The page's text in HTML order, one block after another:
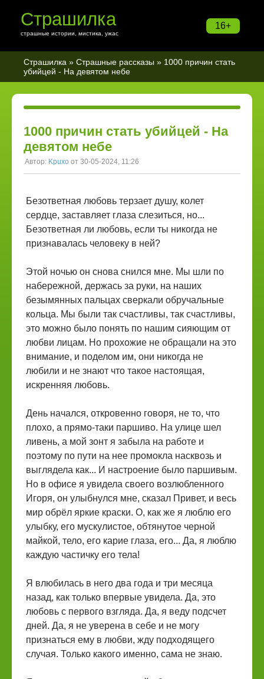
16+
Страшилка
страшные истории, мистика, ужас
Страшилка » Страшные рассказы » 1000 причин стать
убийцей - На девятом небе
1000 причин стать убийцей - На
девятом небе
Автор: Kpuxo от 30-05-2024, 11:26
Безответная любовь терзает душу, колет
сердце, заставляет глаза слезиться, но...
Безответная ли любовь, если ты никогда не
признавалась человеку в ней?
Этой ночью он снова снился мне. Мы шли по
набережной, держась за руки, на наших
безымянных пальцах сверкали обручальные
кольца. Мы были так счастливы, так счастливы,
это можно было понять по нашим сияющим от
любви лицам. Но прохожие не обращали на это
внимание, и поделом им, они никогда не
любили и не знают что такое настоящая,
искренняя любовь.
День начался, откровенно говоря, не то, что
плохо, а прямо-таки паршиво. На улице шел
ливень, а мой зонт я забыла на работе и
поэтому по пути на нее промокла насквозь и
выглядела как... И настроение было паршивым.
Но в офисе я увидела своего возлюбленного
Игоря, он улыбнулся мне, сказал Привет, и весь
мир обрёл яркие краски. О, как же я люблю его
улыбку, его мускулистое, обтянутое черной
майкой, тело, его карие глаза, его... Да, я люблю
каждую частичку его тела!
Я влюбилась в него два года и три месяца
назад, как только впервые увидела. Да, это
любовь с первого взгляда. Да, я веду подсчет
дней. Да, я не уверена в себе и не могу
признаться ему в любви, жду подходящего
случая. Только какого именно, сама не знаю.